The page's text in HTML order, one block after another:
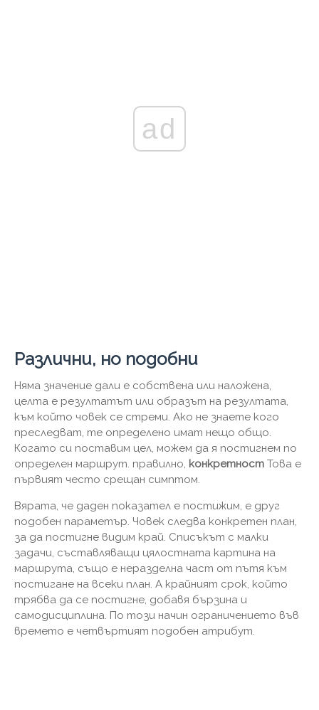
ad
Различни, но подобни
Няма значение дали е собствена или наложена,
целта е резултатът или образът на резултата,
към който човек се стреми. Ако не знаете кого
преследват, те определено имат нещо общо.
Когато си поставим цел, можем да я постигнем по
определен маршрут. правилно, конкретност Това е
първият често срещан симптом.
Вярата, че даден показател е постижим, е друг
подобен параметър. Човек следва конкретен план,
за да постигне видим край. Списъкът с малки
задачи, съставляващи цялостната картина на
маршрута, също е неразделна част от пътя към
постигане на всеки план. А крайният срок, който
трябва да се постигне, добавя бързина и
самодисциплина. По този начин ограничението във
времето е четвъртият подобен атрибут.